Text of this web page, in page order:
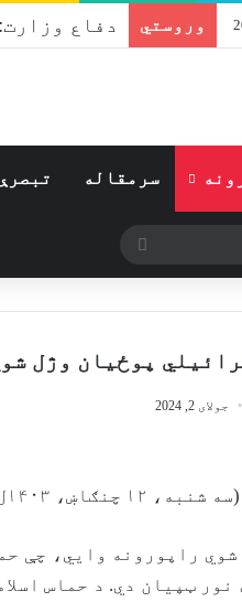
وروستي
سرمقاله
جولای 2, 2024
چنګاښ، ۱۴۰۳ل)
نور ټپیان دي. د حماس